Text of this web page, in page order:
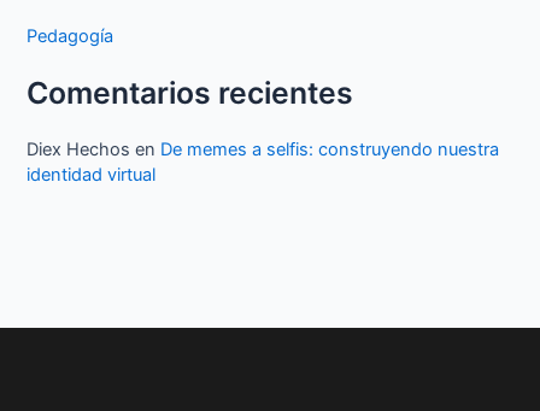
rPedagogía
Comentarios recientes
Diex Hechos en De memes a selfis: construyendo nuestra
identidad virtual